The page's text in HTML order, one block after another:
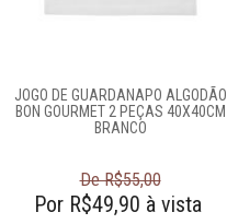
JOGO DE GUARDANAPO ALGODÃO
BON GOURMET 2 PEÇAS 40X40CM
BRANCO
De R$55,00
Por R$49,90 à vista